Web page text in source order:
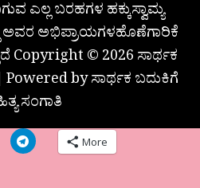
ಎಲ್ಲ ಬರಹಗಳ ಹಕ್ಕುಸ್ವಾಮ್ಯ
ಅವರ ಅಭಿಪ್ರಾಯಗಳಹೊಣೆಗಾರಿಕೆ
Copyright © 2026 ಸಾರ್ಥಕ
Powered by ಸಾರ್ಥಕ ಬದುಕಿಗೆ
ಸಂಗಾತಿ
More